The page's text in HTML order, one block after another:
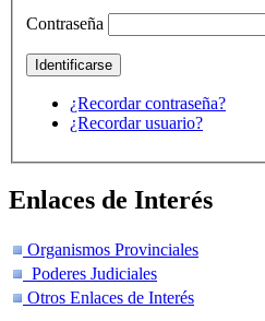
Contraseña
¿Recordar contraseña?
¿Recordar usuario?
Enlaces de Interés
Organismos Provinciales
Poderes Judiciales
Otros Enlaces de Interés